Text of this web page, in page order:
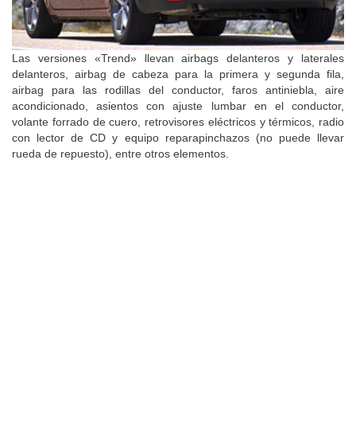
Las versiones «Trend» llevan airbags delanteros y laterales
delanteros, airbag de cabeza para la primera y segunda fila,
airbag para las rodillas del conductor, faros antiniebla, aire
acondicionado, asientos con ajuste lumbar en el conductor,
volante forrado de cuero, retrovisores eléctricos y térmicos, radio
con lector de CD y equipo reparapinchazos (no puede llevar
rueda de repuesto), entre otros elementos.